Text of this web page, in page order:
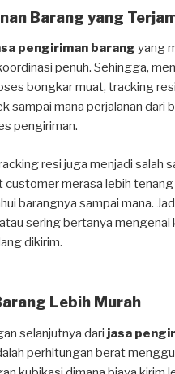
Barang yang
pengiriman barang yang
penuh. Sehingga,
bongkar muat, tracking
sampai mana perjalanan dari
pengiriman.
resi juga menjadi salah
customer merasa lebih tenang
barangnya sampai mana.
sering bertanya mengenai
dikirim.
Lebih Murah
selanjutnya dari jasa
perhitungan berat